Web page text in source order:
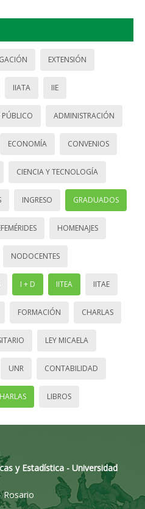
EXTENSIÓN
IIATA IIE
ADMINISTRACIÓN
ECONOMÍA CONVENIOS
CIENCIA Y TECNOLOGÍA
INGRESO GRADUADOS
HOMENAJES
NODOCENTES
I + D IITEA IITAE
FORMACIÓN CHARLAS
LEY MICAELA
UNR CONTABILIDAD
LIBROS
y Estadística - Universidad
Rosario